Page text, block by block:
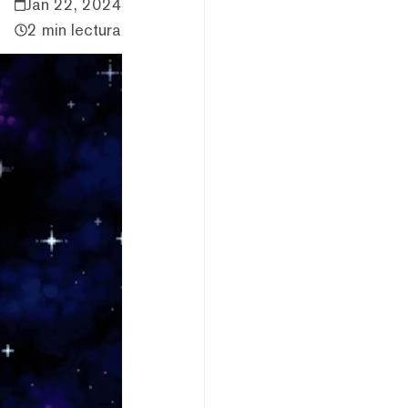
Jan 22, 2024
2 min lectura